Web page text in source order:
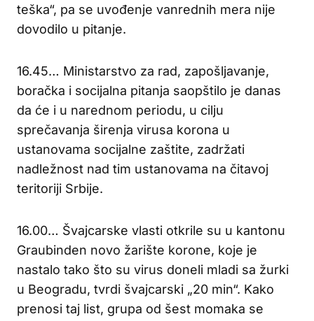
teška“, pa se uvođenje vanrednih mera nije
dovodilo u pitanje.
16.45… Ministarstvo za rad, zapošljavanje,
boračka i socijalna pitanja saopštilo je danas
da će i u narednom periodu, u cilju
sprečavanja širenja virusa korona u
ustanovama socijalne zaštite, zadržati
nadležnost nad tim ustanovama na čitavoj
teritoriji Srbije.
16.00… Švajcarske vlasti otkrile su u kantonu
Graubinden novo žarište korone, koje je
nastalo tako što su virus doneli mladi sa žurki
u Beogradu, tvrdi švajcarski „20 min“. Kako
prenosi taj list, grupa od šest momaka se